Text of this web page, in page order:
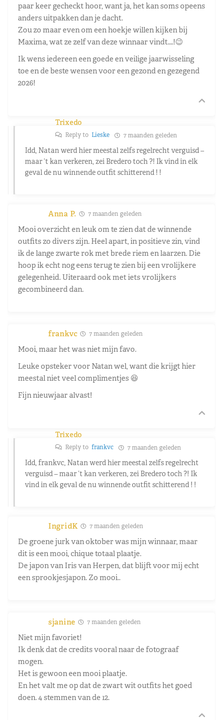
paar keer gecheckt hoor, want ja, het kan soms opeens
anders uitpakken dan je dacht.
Zou zo maar even om een hoekje willen kijken bij
Maxima, wat ze zelf van deze winnaar vindt….!😉
Ik wens iedereen een goede en veilige jaarwisseling
toe en de beste wensen voor een gezond en gezegend
2026!
Trixedo
Reply to Lieske 7 maanden geleden
Idd, Natan werd hier meestal zelfs regelrecht verguisd –
maar ’t kan verkeren, zei Bredero toch ?! Ik vind in elk
geval de nu winnende outfit schitterend ! !
Anna P. 7 maanden geleden
Mooi overzicht en leuk om te zien dat de winnende
outfits zo divers zijn. Heel apart, in positieve zin, vind
ik de lange zwarte rok met brede riem en laarzen. Die
hoop ik echt nog eens terug te zien bij een vrolijkere
gelegenheid. Uiteraard ook met iets vrolijkers
gecombineerd dan.
frankvc 7 maanden geleden
Mooi, maar het was niet mijn favo.
Leuke opsteker voor Natan wel, want die krijgt hier
meestal niet veel complimentjes 😆
Fijn nieuwjaar alvast!
Trixedo
Reply to frankvc 7 maanden geleden
Idd, frankvc, Natan werd hier meestal zelfs regelrecht
verguisd – maar ’t kan verkeren, zei Bredero toch ?! Ik
vind in elk geval de nu winnende outfit schitterend ! !
IngridK 7 maanden geleden
De groene jurk van oktober was mijn winnaar, maar
dit is een mooi, chique totaal plaatje.
De japon van Iris van Herpen, dat blijft voor mij echt
een sprookjesjapon. Zo mooi..
sjanine 7 maanden geleden
Niet mijn favoriet!
Ik denk dat de credits vooral naar de fotograaf
mogen.
Het is gewoon een mooi plaatje.
En het valt me op dat de zwart wit outfits het goed
doen. 4 stemmen van de 12.